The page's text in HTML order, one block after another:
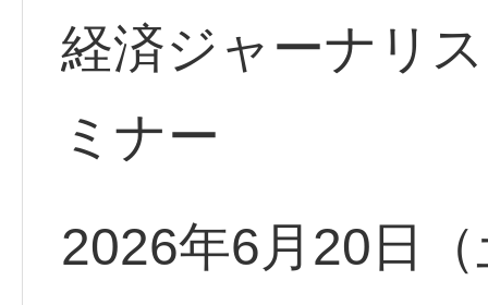
経済ジャーナリ
ミナー
2026年6月20日